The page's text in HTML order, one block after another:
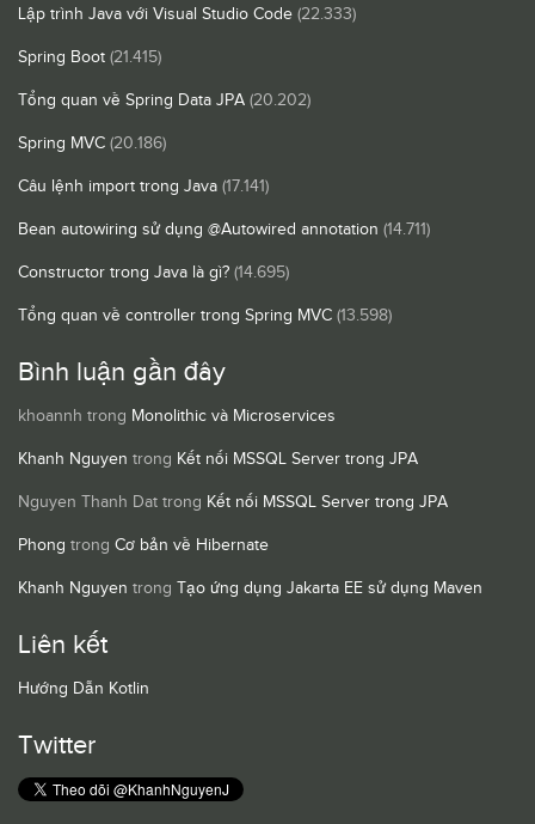
Lập trình Java với Visual Studio Code (22.333)
Spring Boot (21.415)
Tổng quan về Spring Data JPA (20.202)
Spring MVC (20.186)
Câu lệnh import trong Java (17.141)
Bean autowiring sử dụng @Autowired annotation (14.711)
Constructor trong Java là gì? (14.695)
Tổng quan về controller trong Spring MVC (13.598)
Bình luận gần đây
khoannh trong Monolithic và Microservices
Khanh Nguyen trong Kết nối MSSQL Server trong JPA
Nguyen Thanh Dat trong Kết nối MSSQL Server trong JPA
Phong trong Cơ bản về Hibernate
Khanh Nguyen trong Tạo ứng dụng Jakarta EE sử dụng Maven
Liên kết
Hướng Dẫn Kotlin
Twitter